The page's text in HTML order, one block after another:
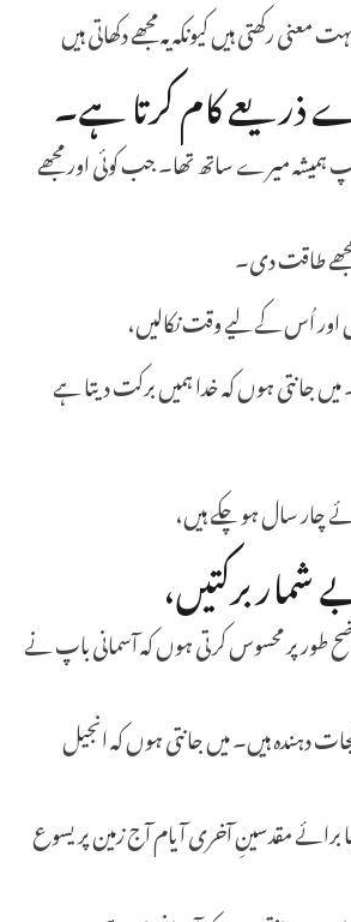
رکھتی ہیں کیونکہ یہ مجھے دکھاتی ہیں
ذریعے کام کرتا ہے۔
ہمیشہ میرے ساتھ تھا۔ جب کوئی اور مجھے
طاقت دی۔
اور اُس کے لیے وقت نکالیں،
جانتی ہوں کہ خدا ہمیں برکت دیتا ہے
چار سال ہو چکے ہیں،
برکتیں،
طور پر محسوس کرتی ہوں کہ آسمانی باپ نے
دہندہ ہیں۔ میں جانتی ہوں کہ انجیل
مقدسینِ آخری آ یام آج زمین پر یسوع